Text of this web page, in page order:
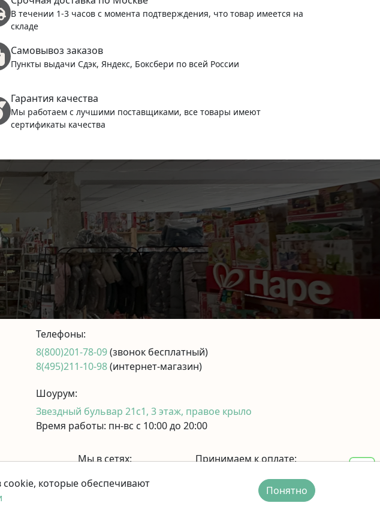
В течении 1-3 часов с момента подтверждения, что товар имеется на
складе
Самовывоз заказов
Пункты выдачи Сдэк, Яндекс, Боксбери по всей России
Гарантия качества
Мы работаем с лучшими поставщиками, все товары имеют
сертификаты качества
Телефоны:
8(800)201-78-09(звонок бесплатный)
8(495)211-10-98(интернет-магазин)
Шоурум:
Звездный бульвар 21с1, 3 этаж, правое крыло
Время работы: пн-вс с 10:00 до 20:00
Мы в сетях:
Принимаем к оплате:
cookie, которые обеспечивают
Понятно